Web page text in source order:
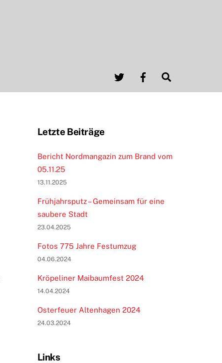
Twitter Facebook
Letzte Beiträge
Bericht Nordmangazin zum Brand vom
05.11.25
13.11.2025
Frühjahrsputz – Gemeinsam für eine
saubere Stadt
23.04.2025
Fotos 775 Jahre Festumzug
04.06.2024
Kröpeliner Maibaumfest 2024
14.04.2024
Osterfeuer Altenhagen 2024
24.03.2024
Links